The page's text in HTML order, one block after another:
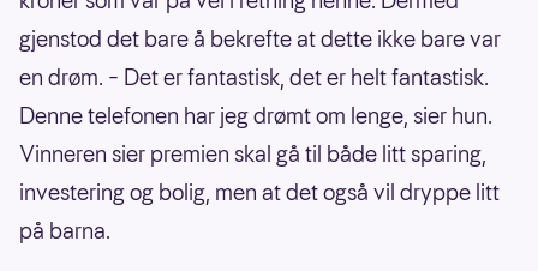
gjenstod det bare å bekrefte at dette ikke bare var
en drøm. – Det er fantastisk, det er helt fantastisk.
Denne telefonen har jeg drømt om lenge, sier hun.
Vinneren sier premien skal gå til både litt sparing,
investering og bolig, men at det også vil dryppe litt
på barna.